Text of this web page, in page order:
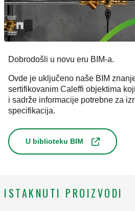
Dobrodošli u novu eru BIM-a.
Ovde je uključeno naše BIM
sertifikovanim Caleffi objektima
i sadrže informacije potrebne za
specifikacija.
U biblioteku BIM
ISTAKNUTI PROIZVODI